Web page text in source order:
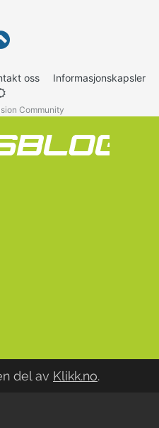
oss Informasjonskapsler
Community
del av Klikk.no.